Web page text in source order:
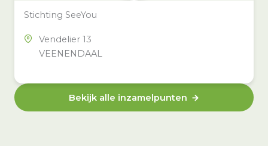
Stichting SeeYou
Vendelier 13
VEENENDAAL
Bekijk alle inzamelpunten